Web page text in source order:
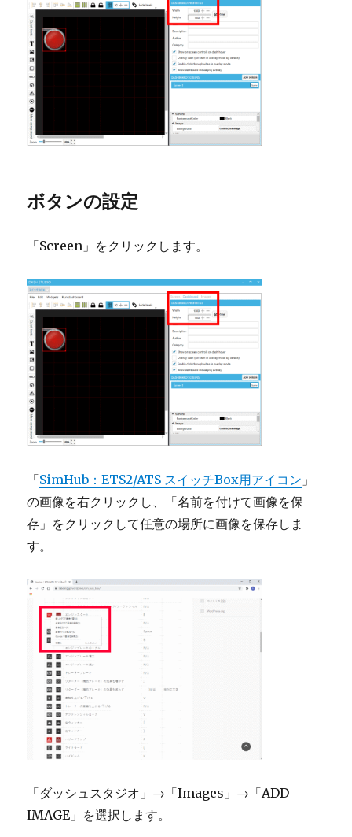
ボタンの設定
「Screen」をクリックします。
「SimHub：ETS2/ATS スイッチBox用アイコン 」
の画像を右クリックし、「名前を付けて画像を保
存」をクリックして任意の場所に画像を保存しま
す。
「ダッシュスタジオ」→「Images」→「ADD
IMAGE」を選択します。